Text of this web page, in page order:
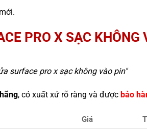
PRO X SẠC KHÔNG
surface pro x sạc không vào pin"
, có xuất xứ rõ ràng và được bảo
Giá